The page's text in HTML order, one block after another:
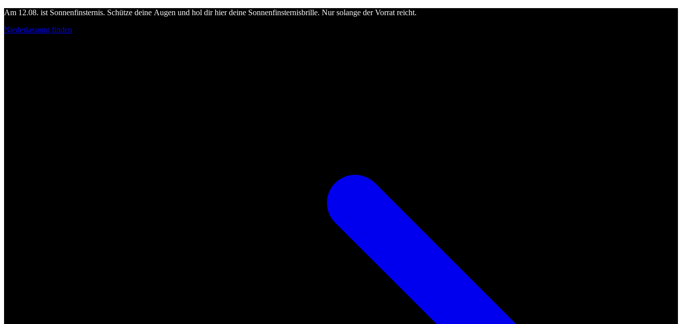
Am 12.08. ist Sonnenfinsternis. Schütze deine Augen und hol dir hier deine Sonnenfinsternisbrille. Nur solange der Vorrat reicht.
Niederlassung finden